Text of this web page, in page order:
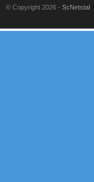
© Copyright 2026 - ScNetstal